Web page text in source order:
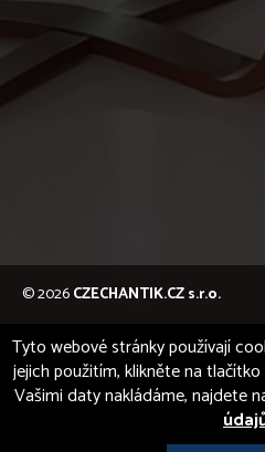
© 2026CZECHANTIK.CZ s.r.o.
Tyto webové stránky používají
jejich použitím, klikněte na
Vašimi daty nakládáme, najdete